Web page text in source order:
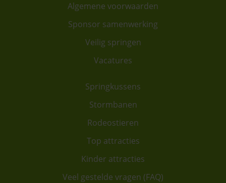
Algemene voorwaarden
Sponsor samenwerking
Veilig springen
Vacatures
Springkussens
Stormbanen
Rodeostieren
Top attracties
Kinder attracties
Veel gestelde vragen (FAQ)